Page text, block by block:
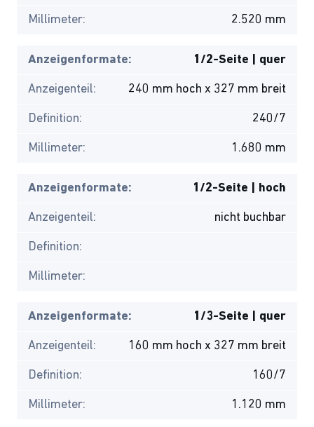
Millimeter: 2.520 mm
Anzeigenformate: 1/2-Seite | quer
Anzeigenteil: 240 mm hoch x 327 mm breit
Definition: 240/7
Millimeter: 1.680 mm
Anzeigenformate: 1/2-Seite | hoch
Anzeigenteil: nicht buchbar
Definition:
Millimeter:
Anzeigenformate: 1/3-Seite | quer
Anzeigenteil: 160 mm hoch x 327 mm breit
Definition: 160/7
Millimeter: 1.120 mm